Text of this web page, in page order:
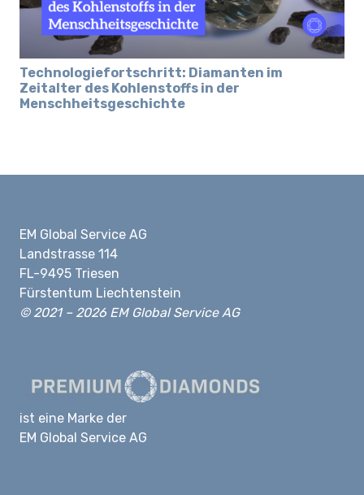
Technologiefortschritt: Diamanten im
Zeitalter des Kohlenstoffs in der
Menschheitsgeschichte
EM Global Service AG
Landstrasse 114
FL-9495 Triesen
Fürstentum Liechtenstein
© 2021 – 2026 EM Global Service AG
ist eine Marke der
EM Global Service AG